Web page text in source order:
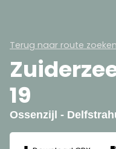
Terug naar route zoeken
19
Ossenzijl -